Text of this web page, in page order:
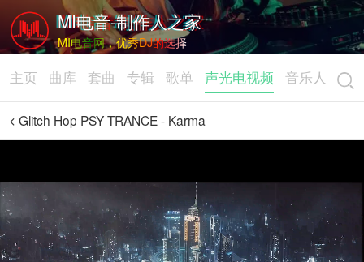
MI电音-制作人之家
MI电音网，优秀DJ的选择
主页 曲库 套曲 专辑 歌单 声光电视频 音乐人
Glitch Hop PSY TRANCE - Karma